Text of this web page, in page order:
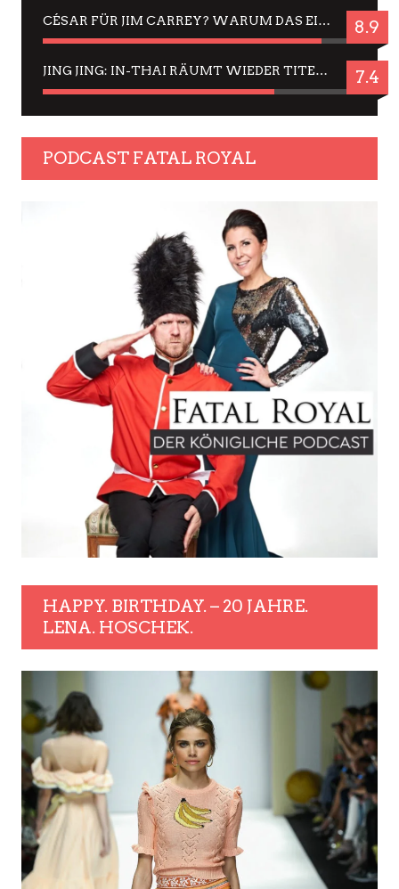
CÉSAR FÜR JIM CARREY? WARUM DAS EINER DER NERVIGSTEN ACTORS IST UND BLEIBT 8.9
JING JING: IN-THAI RÄUMT WIEDER TITEL AB – EIN ZWEI-STUNDEN-ERLEBNISBERICHT 7.4
PODCAST FATAL ROYAL
HAPPY. BIRTHDAY. – 20 JAHRE.
LENA. HOSCHEK.